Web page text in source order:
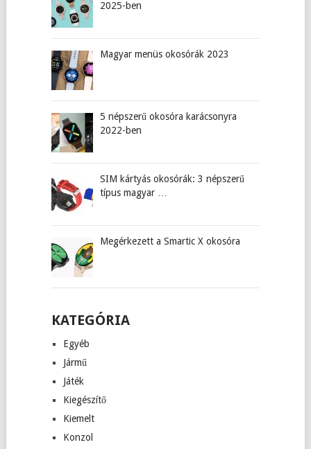
2025-ben
Magyar menüs okosórák 2023
5 népszerű okosóra karácsonyra
2022-ben
SIM kártyás okosórák: 3 népszerű
típus magyar …
Megérkezett a Smartic X okosóra
KATEGÓRIA
Egyéb
Jármű
Játék
Kiegészítő
Kiemelt
Konzol